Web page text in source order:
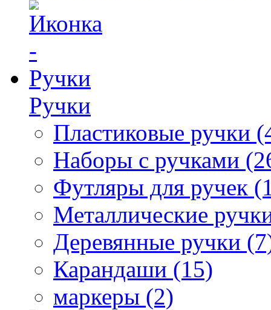
Ручки
Пластиковые ручки
Наборы с ручками
Футляры для ручек
Металлические
Деревянные ручки
Карандаши (15)
маркеры (2)